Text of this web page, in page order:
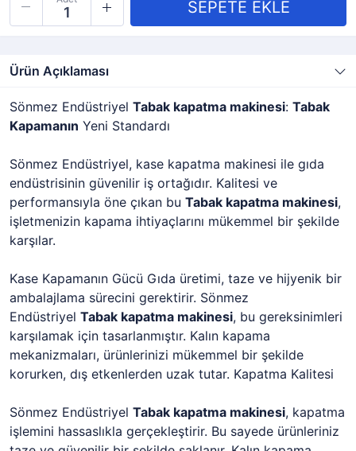
Ürün Açıklaması
Sönmez Endüstriyel Tabak kapatma makinesi: Tabak
Kapamanın Yeni Standardı
Sönmez Endüstriyel, kase kapatma makinesi ile gıda
endüstrisinin güvenilir iş ortağıdır. Kalitesi ve
performansıyla öne çıkan bu Tabak kapatma makinesi,
işletmenizin kapama ihtiyaçlarını mükemmel bir şekilde
karşılar.
Kase Kapamanın Gücü Gıda üretimi, taze ve hijyenik bir
ambalajlama sürecini gerektirir. Sönmez
Endüstriyel Tabak kapatma makinesi, bu gereksinimleri
karşılamak için tasarlanmıştır. Kalın kapama
mekanizmaları, ürünlerinizi mükemmel bir şekilde
korurken, dış etkenlerden uzak tutar. Kapatma Kalitesi
Sönmez Endüstriyel Tabak kapatma makinesi, kapatma
işlemini hassaslıkla gerçekleştirir. Bu sayede ürünleriniz